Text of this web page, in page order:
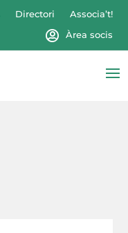
Directori
Associa’t!
Àrea socis